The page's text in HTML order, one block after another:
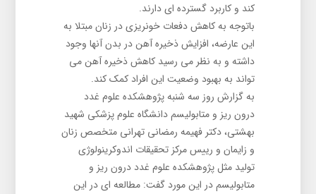
کند و کاربرد گسترده ای دارند.
باتوجه به کاهش دفعات خونریزی در زنان مبتلا به
این عارضه، افزایش ذخیره آهن در بدن آنها وجود
داشته و به نظر می رسید کاهش ذخیره آهن می
تواند به بهبود وضعیت این افراد کمک کند.
به گزارش روز سه شنبه پژوهشکده علوم غدد
درون ریز و متابولیسم دانشگاه علوم پزشکی شهید
بهشتی، دکتر فهیمه رمضانی تهرانی متخصص زنان
و زایمان و رییس مرکز تحقیقات اندوکرینولوژی
تولید مثل پژوهشکده علوم غدد درون ریز و
متابولیسم در این مورد گفت: مطالعه ای در این